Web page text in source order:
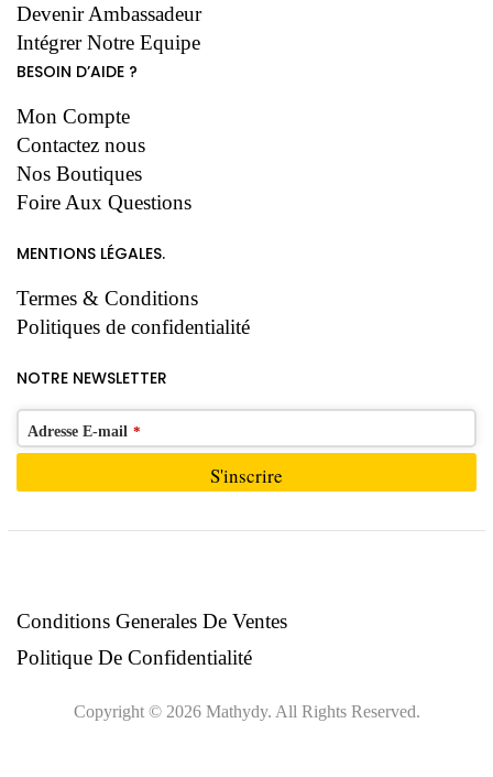
Devenir Ambassadeur
Intégrer Notre Equipe
BESOIN D’AIDE ?
Mon Compte
Contactez nous
Nos Boutiques
Foire Aux Questions
MENTIONS LÉGALES.
Termes & Conditions
Politiques de confidentialité
NOTRE NEWSLETTER
Adresse E-mail *
S'inscrire
être
vide
Copyright © 2026 Mathydy. All Rights Reserved.
Conditions Generales De Ventes
Politique De Confidentialité